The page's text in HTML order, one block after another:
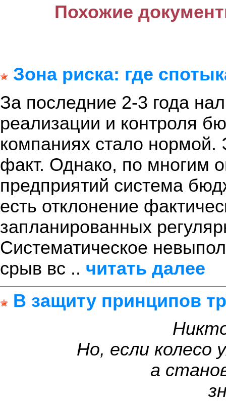
Похожие
Зона риска: где
За последние 2-3 года
реализации и контроля
компаниях стало нормой.
факт. Однако, по многим
предприятий система
есть отклонение
запланированных
Систематическое
срыв вс .. читать далее
В защиту принципов
Но, если колесо
а